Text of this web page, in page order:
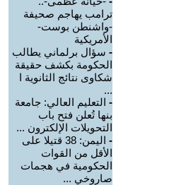
ترامب يهاجم صحيفة
-واشنطن بوست-
الأمريكية
- سؤال برلماني يطالب
الحكومة بكشف حقيقة
شكاوى نتائج الثانوية ا
...
- التعليم العالي: جامعة
بنها تُعلن فتح باب
التحويلات الإلكترون ...
-
اليمن: 38 قتيلا على
الأقل من القوات
الحكومية في هجمات
صاروخي ...